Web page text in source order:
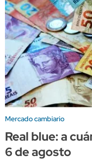
Mercado cambiario
Real blue: a
6 de agosto